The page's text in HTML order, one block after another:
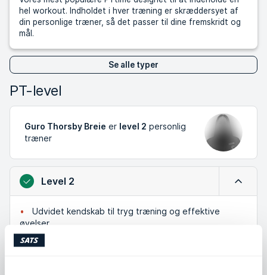
hel workout. Indholdet i hver træning er skræddersyet af
din personlige træner, så det passer til dine fremskridt og
mål.
Se alle typer
PT-level
Guro Thorsby Breie er level 2 personlig
træner
Level 2 Luk
Udvidet kendskab til tryg træning og effektive
øvelser
Har arbejdet med mange forskellige mennesker og
mål